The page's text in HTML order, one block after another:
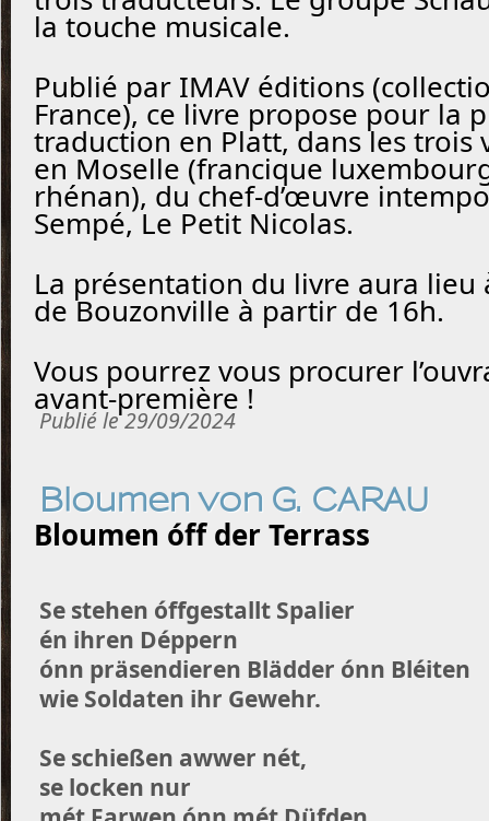
la touche musicale.
Publié par IMAV éditions
France), ce livre propose pour la
traduction en Platt, dans les trois
en Moselle (francique
rhénan), du chef-d’œuvre
Sempé, Le Petit Nicolas.
La présentation du livre aura lieu
de Bouzonville à partir de 16h.
Vous pourrez vous procurer
avant-première !
Publié le 29/09/2024
Bloumen von G. CARAU
Bloumen óff der Terrass
Se stehen óffgestallt Spalier
én ihren Déppern
ónn präsendieren Blädder ónn Bléiten
wie Soldaten ihr Gewehr.
Se schießen awwer nét,
se locken nur